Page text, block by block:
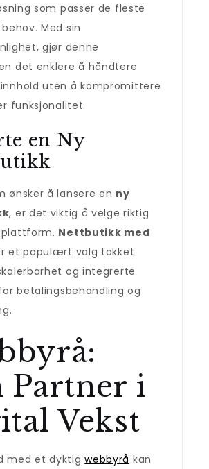
som passer de fleste
Med sin
gjør denne
det enklere å håndtere
uten å kompromittere
funksjonalitet.
en Ny
ønsker å lansere en ny
, er det viktig å velge riktig
Nettbutikk med
et populært valg takket
og integrerte
betalingsbehandling og
Partner i
Vekst
med et dyktigwebbyrå kan